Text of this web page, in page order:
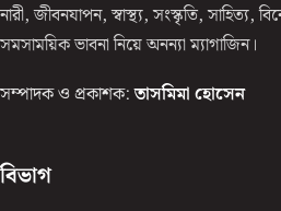
নারী, জীবনযাপন, স্বাস্থ্য, সংস্কৃতি, সাহিত্য,
সমসাময়িক ভাবনা নিয়ে অনন্যা ম্যাগাজিন।
সম্পাদক ও প্রকাশক: তাসমিমা হোসেন
বিভাগ